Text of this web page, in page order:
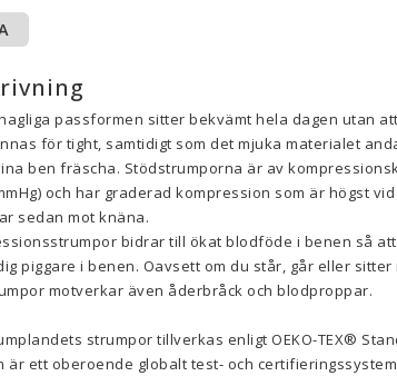
passformen sitter bekvämt hela dagen utan
för tight, samtidigt som det mjuka materialet
ben fräscha. Stödstrumporna är av
och har graderad kompression som är högst
sedan mot knäna.
bidrar till ökat blodföde i benen så
piggare i benen. Oavsett om du står, går eller sitter
motverkar även åderbråck och blodproppar.
strumpor tillverkas enligt OEKO-TEX®
är ett oberoende globalt test- och